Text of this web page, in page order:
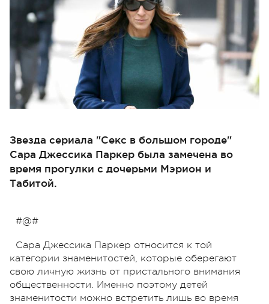
Звезда сериала "Секс в большом городе"
Сара Джессика Паркер была замечена во
время прогулки с дочерьми Мэрион и
Табитой.
#@#
Сара Джессика Паркер относится к той
категории знаменитостей, которые оберегают
свою личную жизнь от пристального внимания
общественности. Именно поэтому детей
знаменитости можно встретить лишь во время